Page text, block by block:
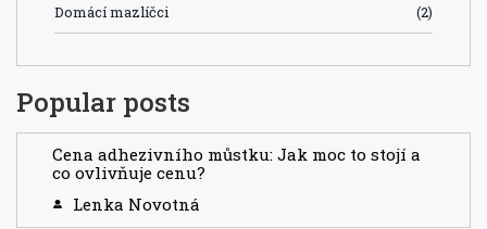
Domácí mazlíčci (2)
Popular posts
Cena adhezivního můstku: Jak moc to stojí a
co ovlivňuje cenu?
Lenka Novotná